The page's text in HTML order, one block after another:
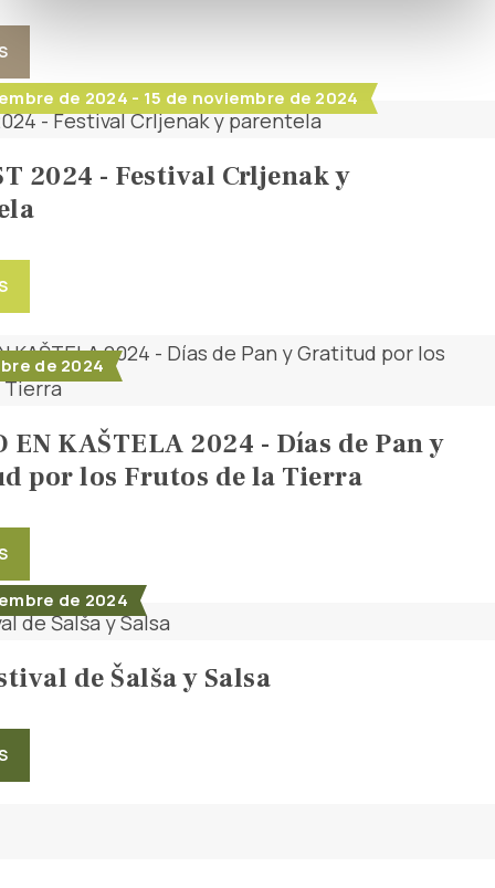
de 2024 - 15 de noviembre de 2024
2024 - Festival Crljenak y
de 2024
EN KAŠTELA 2024 - Días de Pan y
por los Frutos de la Tierra
de 2024
de Šalša y Salsa